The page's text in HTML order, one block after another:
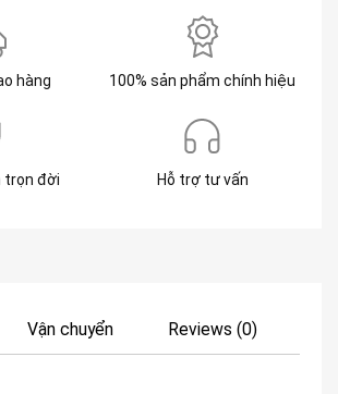
hàng 100% sản phẩm chính hiệu
trọn đời Hỗ trợ tư vấn
Vận chuyển Reviews (0)